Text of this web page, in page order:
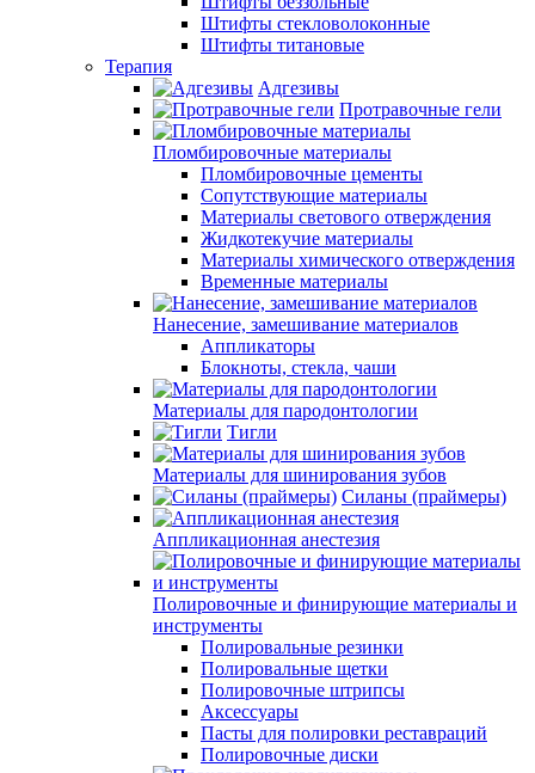
Штифты стекловолоконные
Штифты титановые
Терапия
Адгезивы
Протравочные гели
Пломбировочные материалы
Пломбировочные цементы
Сопутствующие материалы
Материалы светового отверждения
Жидкотекучие материалы
Материалы химического отверждения
Временные материалы
Нанесение, замешивание материалов
Аппликаторы
Блокноты, стекла, чаши
Материалы для пародонтологии
Тигли
Материалы для шинирования зубов
Силаны (праймеры)
Аппликационная анестезия
Полировочные и финирующие материалы и
инструменты
Полировальные резинки
Полировальные щетки
Полировочные штрипсы
Аксессуары
Пасты для полировки реставраций
Полировочные диски